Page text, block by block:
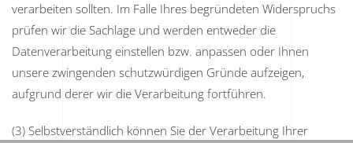
verarbeiten sollten. Im Falle Ihres begründeten Widerspruchs
prüfen wir die Sachlage und werden entweder die
Datenverarbeitung einstellen bzw. anpassen oder Ihnen
unsere zwingenden schutzwürdigen Gründe aufzeigen,
aufgrund derer wir die Verarbeitung fortführen.
(3) Selbstverständlich können Sie der Verarbeitung Ihrer